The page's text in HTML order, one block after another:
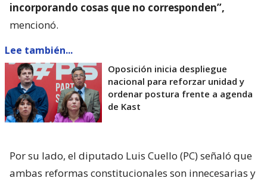
incorporando cosas que no corresponden”,
mencionó.
Lee también...
Oposición inicia despliegue
nacional para reforzar unidad y
ordenar postura frente a agenda
de Kast
Por su lado, el diputado Luis Cuello (PC) señaló que
ambas reformas constitucionales son innecesarias y